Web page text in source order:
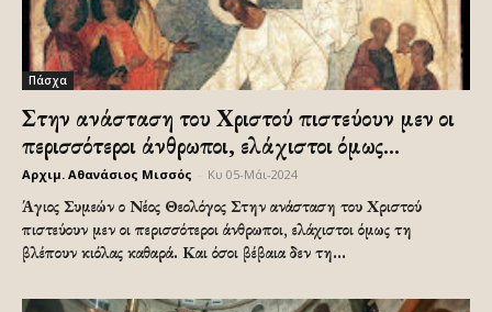
Πάσχα
Στην ανάσταση του Χριστού πιστεύουν μεν οι
περισσότεροι άνθρωποι, ελάχιστοι όμως...
Αρχιμ. Αθανάσιος Μισσός Κυ 05-Μάι-2024
Άγιος Συμεών ο Νέος Θεολόγος Στην ανάσταση του Χριστού
πιστεύουν μεν οι περισσότεροι άνθρωποι, ελάχιστοι όμως τη
βλέπουν κιόλας καθαρά. Και όσοι βέβαια δεν τη...